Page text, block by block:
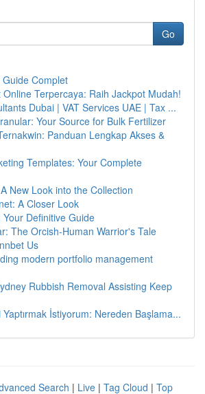
Go
Complet
Online Terpercaya: Raih Jackpot Mudah!
Dubai | VAT Services UAE | Tax ...
Your Source for Bulk Fertilizer
Panduan Lengkap Akses &
Templates: Your Complete
New Look into the Collection
A Closer Look
Definitive Guide
The Orcish-Human Warrior's Tale
Us
modern portfolio management
Rubbish Removal Assisting Keep
İstiyorum: Nereden Başlama...
Search | Live | Tag Cloud | Top